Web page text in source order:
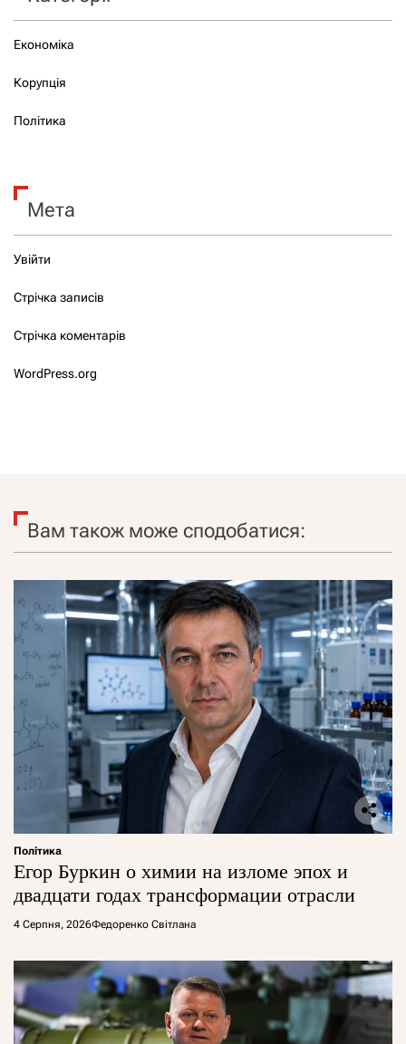
Економіка
Корупція
Політика
Мета
Увійти
Стрічка записів
Стрічка коментарів
WordPress.org
Вам також може сподобатися:
Політика
Егор Буркин о химии на изломе эпох и
двадцати годах трансформации отрасли
4 Серпня, 2026Федоренко Світлана